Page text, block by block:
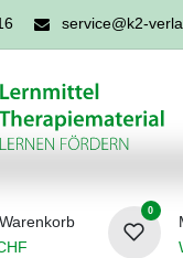
service@k2-
0